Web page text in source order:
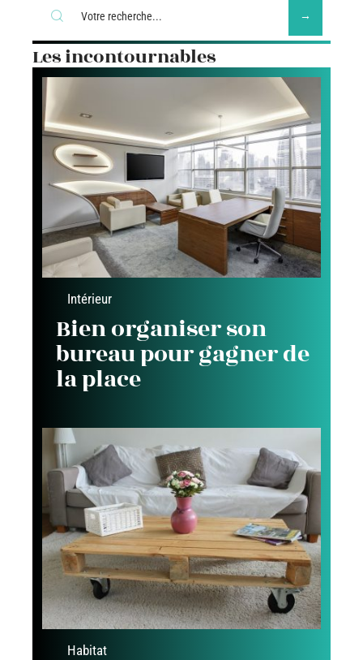
Les incontournables
Intérieur
Bien organiser son
bureau pour gagner de
la place
Habitat